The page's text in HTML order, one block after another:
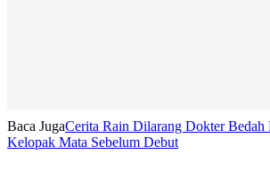
Baca JugaCerita Rain Dilarang Dokter Bedah
Kelopak Mata Sebelum Debut